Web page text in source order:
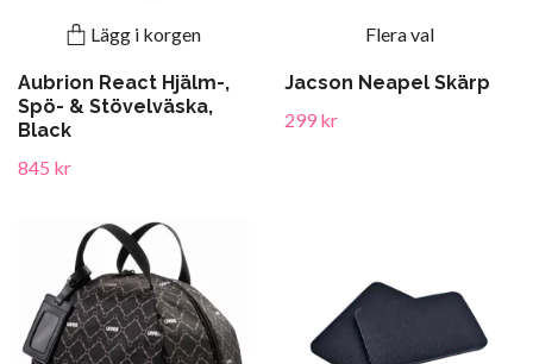
Lägg i korgen
Aubrion React Hjälm-,
Spö- & Stövelväska,
Black
845 kr
Flera val
Jacson Neapel Skärp
299 kr